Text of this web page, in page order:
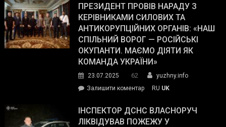
Street
Journal.
Південному
працівникам
ОПЗ
з
матеріального
резерву
гуманітарну
допомогу
ПРЕЗИДЕНТ ПРОВІВ НАРАДУ З
КЕРІВНИКАМИ СИЛОВИХ ТА
АНТИКОРУПЦІЙНИХ ОРГАНІВ: «НАШ
СПІЛЬНИЙ ВОРОГ — РОСІЙСЬКІ
ОКУПАНТИ. МАЄМО ДІЯТИ ЯК
КОМАНДА УКРАЇНИ»
23.07.2025 62
yuzhny.info
Залишити коментарon
провів
нараду
RU UK
ІНСПЕКТОР ДСНС ВЛАСНОРУЧ
ЛІКВІДУВАВ ПОЖЕЖУ У